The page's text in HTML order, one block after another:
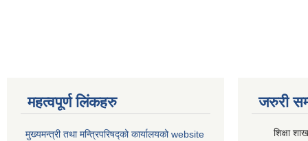
महत्वपूर्ण लिंकहरु
मुख्यमन्त्री तथा मन्त्रिपरिषद्को कार्यालयको website
जरुरी
शिक्षा